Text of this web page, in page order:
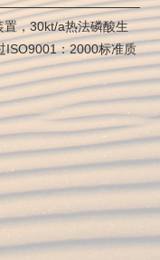
置，30kt/a热法磷酸生
ISO9001：2000标准质